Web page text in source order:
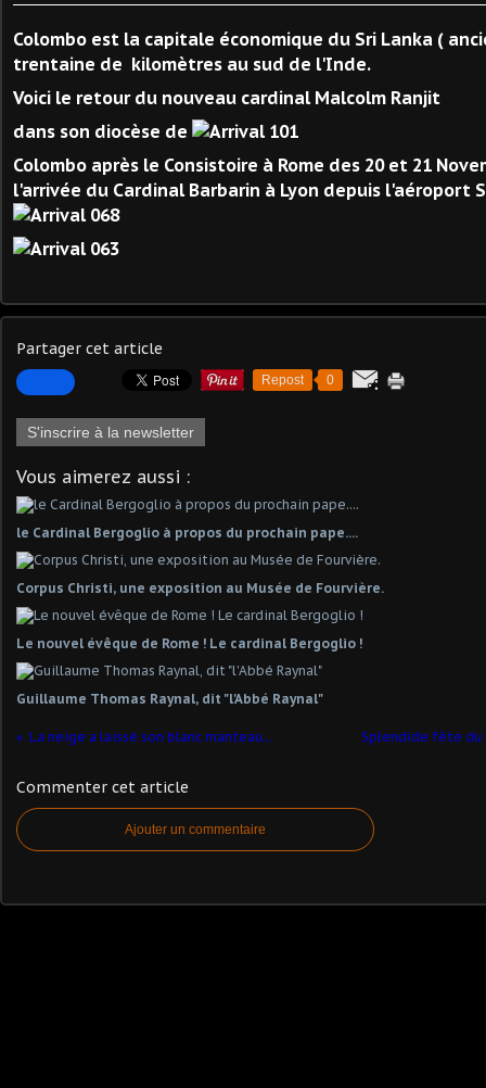
Colombo est la capitale économique du Sri Lanka (
trentaine de kilomètres au sud de l'Inde.
Voici le retour du nouveau cardinal Malcolm Ranjit
dans son diocèse de
Colombo après le Consistoire à Rome des 20 et 21
l'arrivée du Cardinal Barbarin à Lyon depuis l'aéroport
Partager cet article
Repost 0
S'inscrire à la newsletter
Vous aimerez aussi :
le Cardinal Bergoglio à propos du prochain pape....
Corpus Christi, une exposition au Musée de Fourvière.
Le nouvel évêque de Rome ! Le cardinal Bergoglio !
Guillaume Thomas Raynal, dit "l'Abbé Raynal"
La neige a laissé son blanc manteau... Splendide fête du
Commenter cet article
Ajouter un commentaire